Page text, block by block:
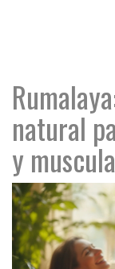
natural
y